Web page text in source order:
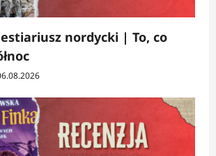
nordycki | To, co